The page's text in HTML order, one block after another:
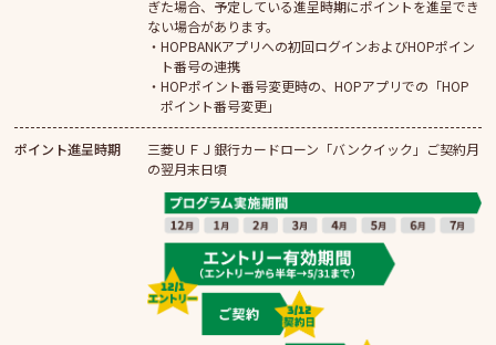
ぎた場合、予定している進呈時期にポイントを進呈でき
ない場合があります。
HOPBANKアプリへの初回ログインおよびHOPポイン
ト番号の連携
HOPポイント番号変更時の、HOPアプリでの「HOP
ポイント番号変更」
ポイント進呈時期
三菱ＵＦＪ銀行カードローン「バンクイック」ご契約月
の翌月末日頃